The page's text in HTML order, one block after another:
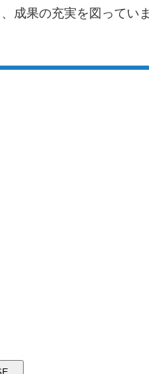
成果の充実を図ってい